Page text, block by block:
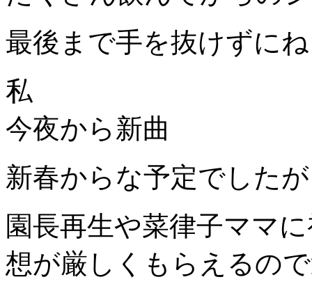
最後まで手を抜けずにね
私
今夜から新曲
新春からな予定でしたが
園長再生や菜律子ママ
想が厳しくもらえるの